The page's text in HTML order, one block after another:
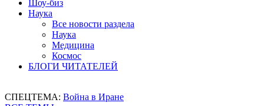
Шоу-биз
Наука
Все новости раздела
Наука
Медицина
Космос
БЛОГИ ЧИТАТЕЛЕЙ
СПЕЦТЕМА: Война в Иране